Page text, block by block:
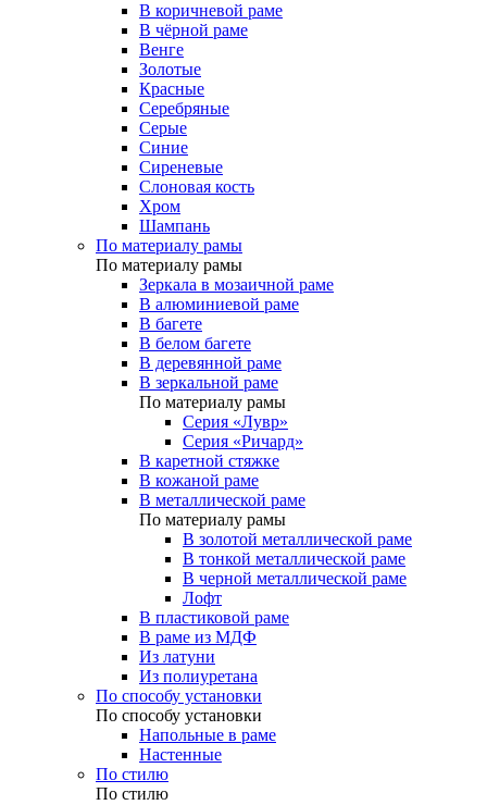
В коричневой раме
В чёрной раме
Венге
Золотые
Красные
Серебряные
Серые
Синие
Сиреневые
Слоновая кость
Хром
Шампань
По материалу рамы
По материалу рамы
Зеркала в мозаичной раме
В алюминиевой раме
В багете
В белом багете
В деревянной раме
В зеркальной раме
По материалу рамы
Серия «Лувр»
Серия «Ричард»
В каретной стяжке
В кожаной раме
В металлической раме
По материалу рамы
В золотой металлической раме
В тонкой металлической раме
В черной металлической раме
Лофт
В пластиковой раме
В раме из МДФ
Из латуни
Из полиуретана
По способу установки
По способу установки
Напольные в раме
Настенные
По стилю
По стилю